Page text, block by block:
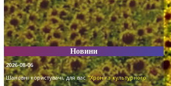
Новини
2026-08-06
Шановні користувачі, для вас"Хроніка культурного